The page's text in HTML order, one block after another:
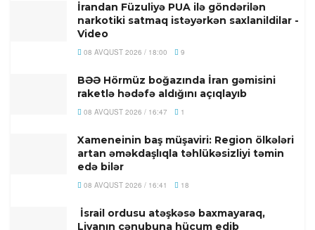
İrandan Füzuliyə PUA ilə göndərilən
narkotiki satmaq istəyərkən saxlanildilar -
Video
08 AVQUST 2026 / 18:00 9
BƏƏ Hörmüz boğazında İran gəmisini
raketlə hədəfə aldığını açıqlayıb
08 AVQUST 2026 / 16:47 1
Xameneinin baş müşaviri: Region ölkələri
artan əməkdaşlıqla təhlükəsizliyi təmin
edə bilər
08 AVQUST 2026 / 16:41 18
İsrail ordusu atəşkəsə baxmayaraq,
Livanın cənubuna hücum edib